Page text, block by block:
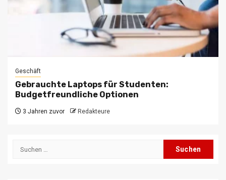
Geschäft
Gebrauchte Laptops für Studenten:
Budgetfreundliche Optionen
3 Jahren zuvor Redakteure
Suchen